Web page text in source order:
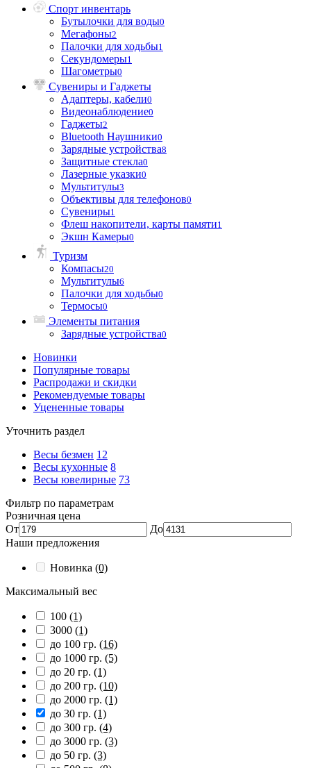
Спорт инвентарь
Бутылочки для воды0
Мегафоны2
Палочки для ходьбы1
Секундомеры1
Шагометры0
Сувениры и Гаджеты
Адаптеры, кабели0
Видеонаблюдение0
Гаджеты2
Bluetooth Наушники0
Зарядные устройства8
Защитные стекла0
Лазерные указки0
Мультитулы3
Объективы для телефонов0
Сувениры1
Флеш накопители, карты памяти1
Экшн Камеры0
Туризм
Компасы20
Мультитулы6
Палочки для ходьбы0
Термосы0
Элементы питания
Зарядные устройства0
Новинки
Популярные товары
Распродажи и скидки
Рекомендуемые товары
Уцененные товары
Уточнить раздел
Весы безмен 12
Весы кухонные 8
Весы ювелирные 73
Фильтр по параметрам
Розничная цена
От
До
Наши предложения
Новинка (0)
Максимальный вес
100 (1)
3000 (1)
до 100 гр. (16)
до 1000 гр. (5)
до 20 гр. (1)
до 200 гр. (10)
до 2000 гр. (1)
до 30 гр. (1)
до 300 гр. (4)
до 3000 гр. (3)
до 50 гр. (3)